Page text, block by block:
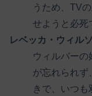
うため、TV
せようと必死
レベッカ・ウィル
ウィルバーの
が忘れられず
きで、いつも